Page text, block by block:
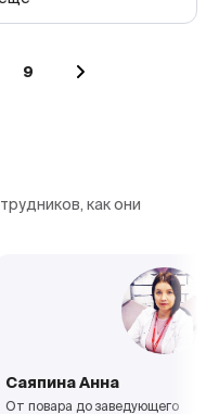
9
как они
Саяпина Анна
От повара до заведующего